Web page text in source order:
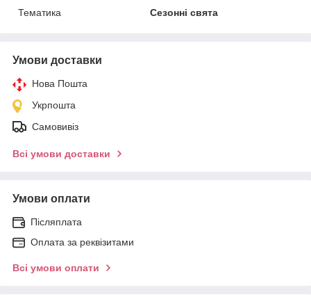
Тематика
Сезонні свята
Умови доставки
Нова Пошта
Укрпошта
Самовивіз
Всі умови доставки
Умови оплати
Післяплата
Оплата за реквізитами
Всі умови оплати